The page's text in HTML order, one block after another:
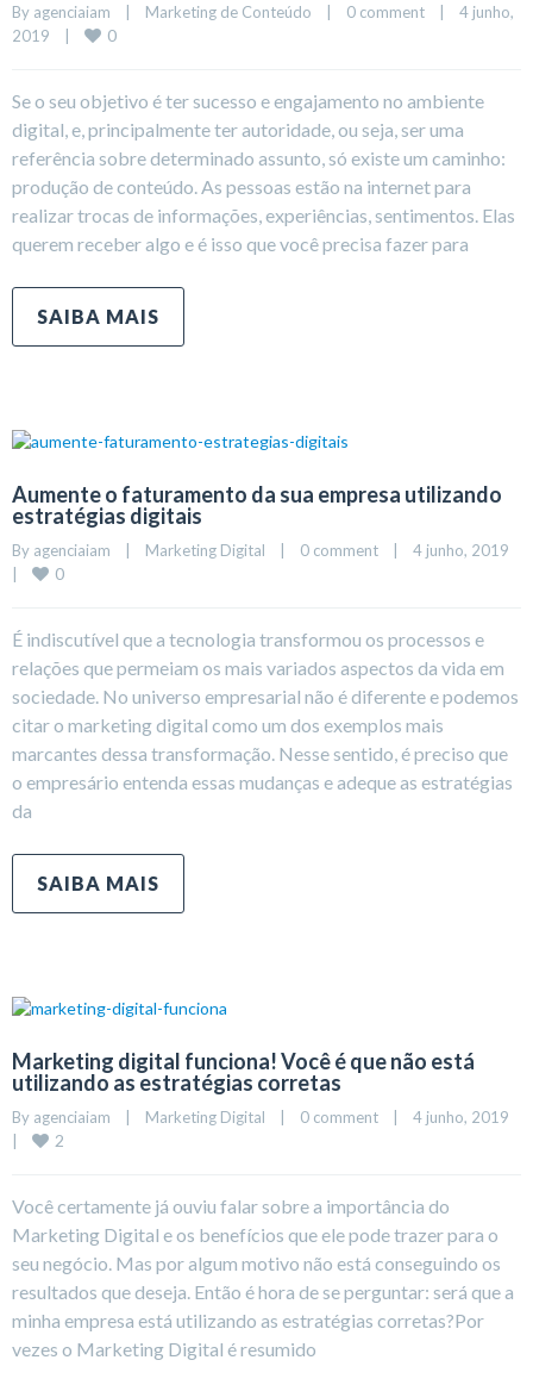
By agenciaiam Marketing de Conteúdo 0 comment
4 junho,
2019
0
Se o seu objetivo é ter sucesso e engajamento no ambiente
digital, e, principalmente ter autoridade, ou seja, ser uma
referência sobre determinado assunto, só existe um caminho:
produção de conteúdo. As pessoas estão na internet para
realizar trocas de informações, experiências, sentimentos. Elas
querem receber algo e é isso que você precisa fazer para
SAIBA MAIS
Aumente o faturamento da sua empresa utilizando
estratégias digitais
By agenciaiam Marketing Digital 0 comment
0
É indiscutível que a tecnologia transformou os processos e
relações que permeiam os mais variados aspectos da vida em
sociedade. No universo empresarial não é diferente e podemos
citar o marketing digital como um dos exemplos mais
marcantes dessa transformação. Nesse sentido, é preciso que
o empresário entenda essas mudanças e adeque as estratégias
da
SAIBA MAIS
Marketing digital funciona! Você é que não está
utilizando as estratégias corretas
By agenciaiam Marketing Digital 0 comment
2
Você certamente já ouviu falar sobre a importância do
Marketing Digital e os benefícios que ele pode trazer para o
seu negócio. Mas por algum motivo não está conseguindo os
resultados que deseja. Então é hora de se perguntar: será que a
minha empresa está utilizando as estratégias corretas?Por
vezes o Marketing Digital é resumido